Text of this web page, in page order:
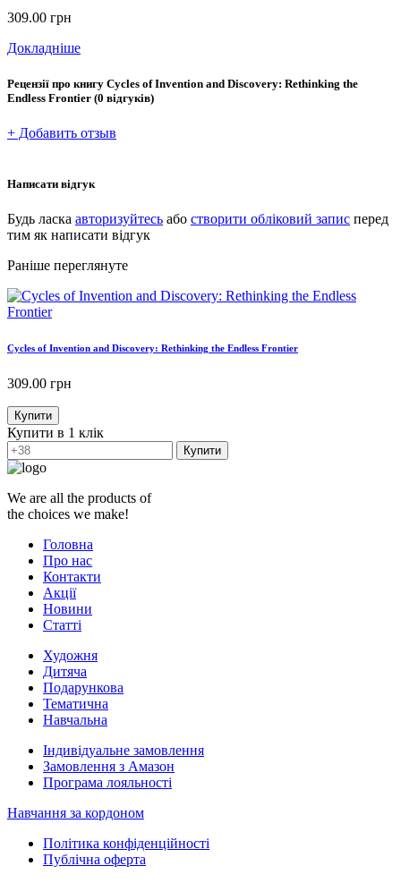
309.00 грн
Докладніше
Рецензії про книгу Cycles of Invention and Discovery: Rethinking the
Endless Frontier (0 відгуків)
+ Добавить отзыв
Написати відгук
Будь ласка авторизуйтесь або створити обліковий запис перед
тим як написати відгук
Раніше переглянуте
Cycles of Invention and Discovery: Rethinking the Endless Frontier
309.00 грн
Купити
Купити в 1 клік
Купити
We are all the products of
the choices we make!
Головна
Про нас
Контакти
Акції
Новини
Статті
Художня
Дитяча
Подарункова
Тематична
Навчальна
Індивідуальне замовлення
Замовлення з Амазон
Програма лояльності
Навчання за кордоном
Політика конфіденційності
Публічна оферта